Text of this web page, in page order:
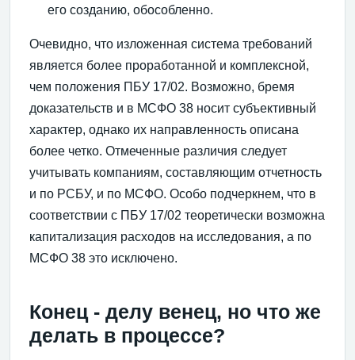
его созданию, обособленно.
Очевидно, что изложенная система требований
является более проработанной и комплексной,
чем положения ПБУ 17/02. Возможно, бремя
доказательств и в МСФО 38 носит субъективный
характер, однако их направленность описана
более четко. Отмеченные различия следует
учитывать компаниям, составляющим отчетность
и по РСБУ, и по МСФО. Особо подчеркнем, что в
соответствии с ПБУ 17/02 теоретически возможна
капитализация расходов на исследования, а по
МСФО 38 это исключено.
Конец - делу венец, но что же
делать в процессе?